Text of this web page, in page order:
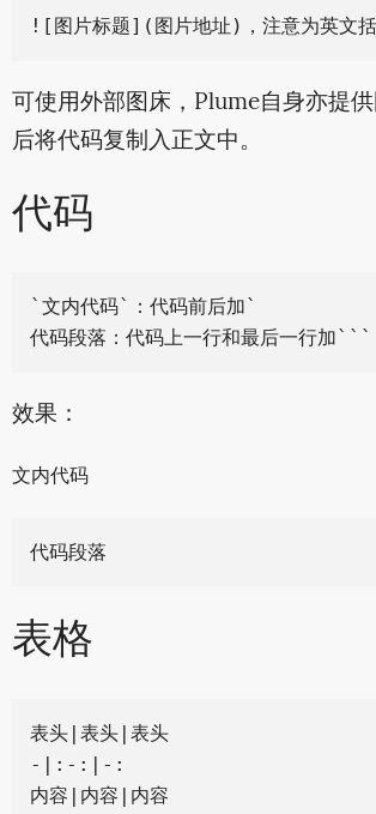
可使用外部图床，Plume自身亦提
后将代码复制入正文中。
代码
`文内代码`：代码前后加`
效果：
文内代码
表格
表头|表头|表头
-|:-:|-:
内容|内容|内容